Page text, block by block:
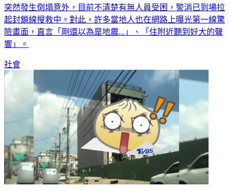
突然發生倒塌意外，目前不清楚有無人員受困，警消已到場拉
起封鎖線搜救中。對此，許多當地人也在網路上曝光第一線驚
險畫面，直言「剛還以為是地震...」、「住附近聽到好大的聲
響」。
社會